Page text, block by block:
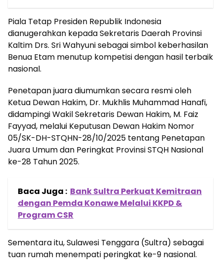
Piala Tetap Presiden Republik Indonesia
dianugerahkan kepada Sekretaris Daerah Provinsi
Kaltim Drs. Sri Wahyuni sebagai simbol keberhasilan
Benua Etam menutup kompetisi dengan hasil terbaik
nasional.
Penetapan juara diumumkan secara resmi oleh
Ketua Dewan Hakim, Dr. Mukhlis Muhammad Hanafi,
didampingi Wakil Sekretaris Dewan Hakim, M. Faiz
Fayyad, melalui Keputusan Dewan Hakim Nomor
05/SK-DH-STQHN-28/10/2025 tentang Penetapan
Juara Umum dan Peringkat Provinsi STQH Nasional
ke-28 Tahun 2025.
Baca Juga : Bank Sultra Perkuat Kemitraan
dengan Pemda Konawe Melalui KKPD &
Program CSR
Sementara itu, Sulawesi Tenggara (Sultra) sebagai
tuan rumah menempati peringkat ke-9 nasional.